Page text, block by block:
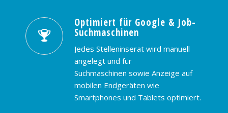
Optimiert für Google & Job-
Suchmaschinen
Jedes Stelleninserat wird manuell
angelegt und für
Suchmaschinen sowie Anzeige auf
mobilen Endgeräten wie
Smartphones und Tablets optimiert.